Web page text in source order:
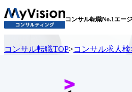
コンサル転職No.1エー
コンサル転職TOP>コンサル求人検